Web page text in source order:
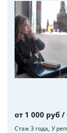
от 1 000 руб /
Стаж 3 года У